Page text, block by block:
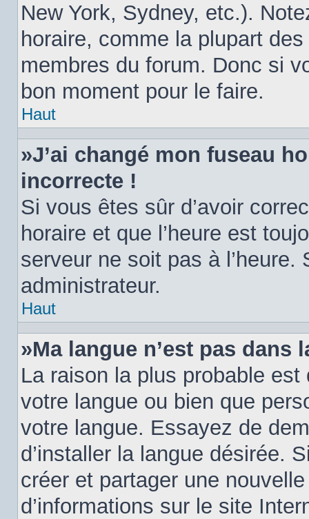
New York, Sydney, etc.).
horaire, comme la plupart
membres du forum. Donc si
bon moment pour le faire.
Haut
»J’ai changé mon fuseau
incorrecte !
Si vous êtes sûr d’avoir
horaire et que l’heure est
serveur ne soit pas à
administrateur.
Haut
»Ma langue n’est pas dans
La raison la plus probable est
votre langue ou bien que
votre langue. Essayez de
d’installer la langue désirée.
créer et partager une
d’informations sur le site